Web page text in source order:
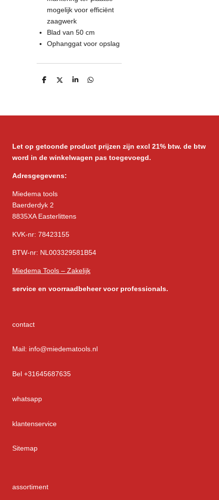
mogelijk voor efficiënt
zaagwerk
Blad van 50 cm
Ophanggat voor opslag
D
D
S
D
Let op getoonde product prijzen zijn excl 21% btw. de btw
word in de winkelwagen pas toegevoegd.
Adresgegevens:
Miedema tools
Baerderdyk 2
8835XA Easterlittens
KVK-nr: 78423155
BTW-nr: NL003329581B54
Miedema Tools – Zakelijk
service en voorraadbeheer voor professionals.
contact
Mail: info@miedematools.nl
Bel +31645687635
whatsapp
klantenservice
Sitemap
assortiment